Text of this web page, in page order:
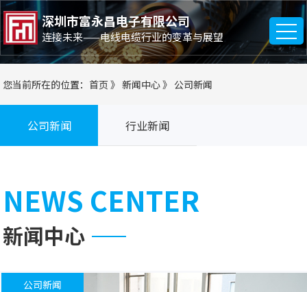
深圳市富永昌电子有限公司
连接未来——电线电缆行业的变革与展望
您当前所在的位置： 首页 》新闻中心》 公司新闻
公司新闻 行业新闻
NEWS CENTER
新闻中心
公司新闻